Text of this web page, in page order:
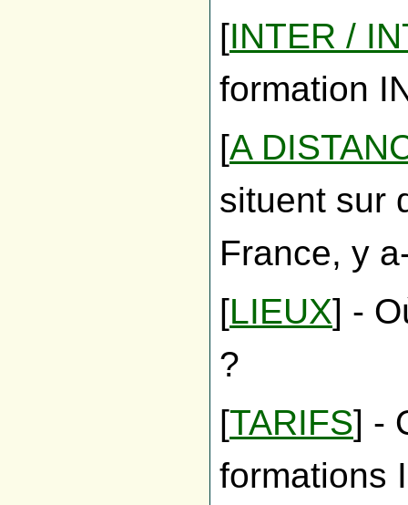
[INTER /
formation
[A
situent sur
France, y
[LIEUX] -
?
[TARIFS] -
formations